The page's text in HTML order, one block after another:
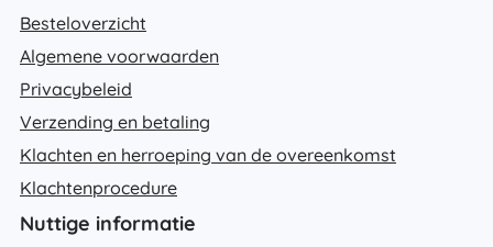
Besteloverzicht
Algemene voorwaarden
Privacybeleid
Verzending en betaling
Klachten en herroeping van de overeenkomst
Klachtenprocedure
Nuttige informatie